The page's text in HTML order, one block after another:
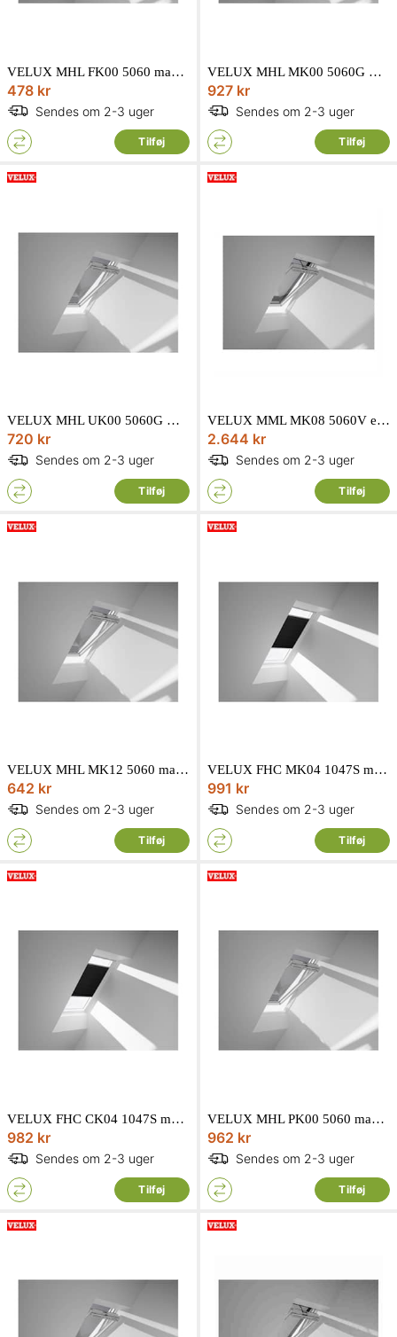
VELUX MHL FK00 5060 manuel markise i sort
478 kr
Sendes om 2-3 uger
Tilføj
VELUX MHL MK00 5060G manuel markise i sort
927 kr
Sendes om 2-3 uger
Tilføj
VELUX MHL UK00 5060G manuel markise i sort
720 kr
Sendes om 2-3 uger
Tilføj
VELUX MML MK08 5060V elnetdrevet markise i sort
2.644 kr
Sendes om 2-3 uger
Tilføj
VELUX MHL MK12 5060 manuel markise i sort
642 kr
Sendes om 2-3 uger
Tilføj
VELUX FHC MK04 1047S mørklæggende energigardin i sort
991 kr
Sendes om 2-3 uger
Tilføj
VELUX FHC CK04 1047S mørklæggende energigardin i sort
982 kr
Sendes om 2-3 uger
Tilføj
VELUX MHL PK00 5060 manuel markise i sort
962 kr
Sendes om 2-3 uger
Tilføj